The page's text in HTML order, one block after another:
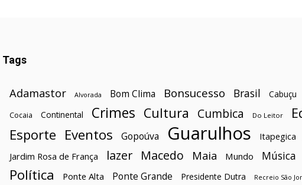
Tags
Adamastor Alvorada Bom Clima Bonsucesso Brasil Cabuçu
Cocaia Continental Crimes Cultura Cumbica Do Leitor
Esporte Eventos Gopoúva Guarulhos Itapegica
Jardim Rosa de França lazer Macedo Maia Mundo Música
Política Ponte Alta Ponte Grande Presidente Dutra Recreio São